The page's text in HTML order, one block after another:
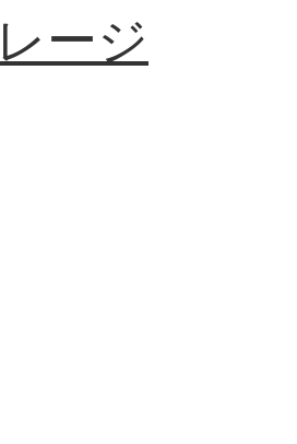
ージ